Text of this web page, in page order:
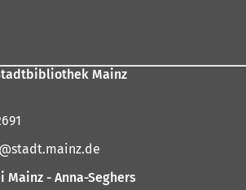
Mainz
stadt.mainz de
- Anna-Seghers